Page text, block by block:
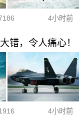
4小时前
错，令人痛心！
4小时前